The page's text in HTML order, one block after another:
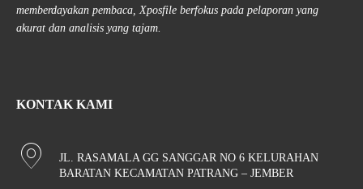
memberdayakan pembaca, Xposfile berfokus pada pelaporan yang
akurat dan analisis yang tajam.
KONTAK KAMI
JL. RASAMALA GG SANGGAR NO 6 KELURAHAN
BARATAN KECAMATAN PATRANG – JEMBER